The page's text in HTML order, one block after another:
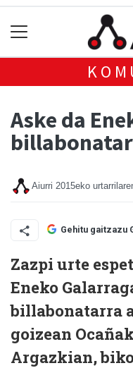
Aske da
Aiurri 2015eko
Gehitu gaitzazu
Zazpi urte
Eneko
billabonatarra
goizean
Argazkian,